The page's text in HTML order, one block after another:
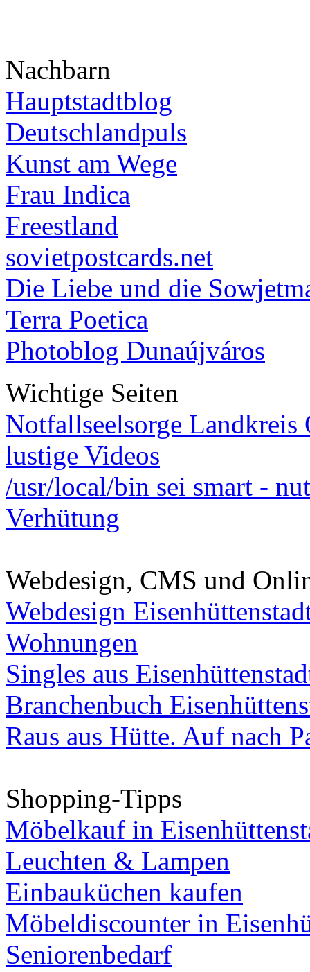
Nachbarn
Hauptstadtblog
Deutschlandpuls
Kunst am Wege
Frau Indica
Freestland
sovietpostcards.net
Die Liebe und die
Terra Poetica
Photoblog Dunaújváros
Wichtige Seiten
Notfallseelsorge Landkreis
lustige Videos
/usr/local/bin sei smart -
Verhütung
Webdesign, CMS und
Webdesign
Wohnungen
Singles aus
Branchenbuch
Raus aus Hütte. Auf nach
Shopping-Tipps
Möbelkauf in
Leuchten & Lampen
Einbauküchen kaufen
Möbeldiscounter in
Seniorenbedarf